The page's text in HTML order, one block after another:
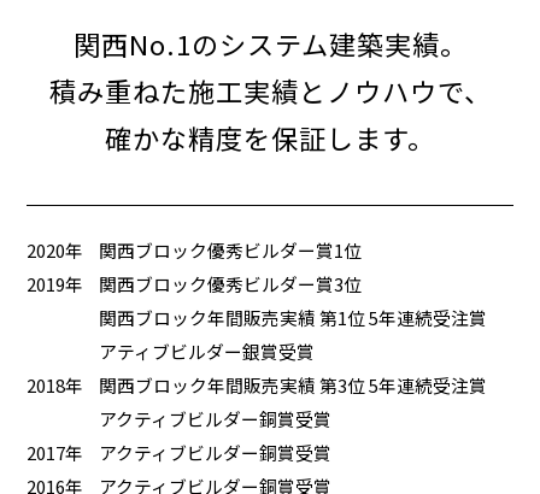
関西No.1のシステム建築実績。
積み重ねた施工実績とノウハウで、
確かな精度を保証します。
2020年
関西ブロック優秀ビルダー賞1位
2019年
関西ブロック優秀ビルダー賞3位
関西ブロック年間販売実績 第1位 5年連続受注賞
アティブビルダー銀賞受賞
2018年
関西ブロック年間販売実績 第3位 5年連続受注賞
アクティブビルダー銅賞受賞
2017年
アクティブビルダー銅賞受賞
2016年
アクティブビルダー銅賞受賞